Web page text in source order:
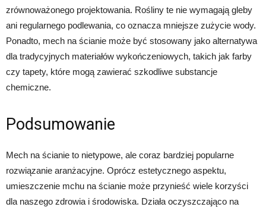
zrównoważonego projektowania. Rośliny te nie wymagają gleby
ani regularnego podlewania, co oznacza mniejsze zużycie wody.
Ponadto, mech na ścianie może być stosowany jako alternatywa
dla tradycyjnych materiałów wykończeniowych, takich jak farby
czy tapety, które mogą zawierać szkodliwe substancje
chemiczne.
Podsumowanie
Mech na ścianie to nietypowe, ale coraz bardziej popularne
rozwiązanie aranżacyjne. Oprócz estetycznego aspektu,
umieszczenie mchu na ścianie może przynieść wiele korzyści
dla naszego zdrowia i środowiska. Działa oczyszczająco na